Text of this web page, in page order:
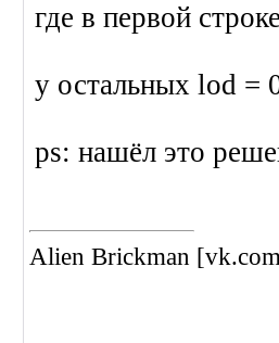
где в первой
у остальных lod =
ps: нашёл это
Alien Brickman